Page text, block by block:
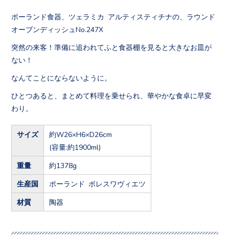
ポーランド食器、ツェラミカ アルティスティチナの、ラウンド
オーブンディッシュNo.247X
突然の来客！準備に追われてふと食器棚を見ると大きなお皿が
ない！
なんてことにならないように。
ひとつあると、まとめて料理を乗せられ、華やかな食卓に早変
わり。
サイズ
約W26×H6×D26cm
(容量:約1900ml)
重量 約1378g
生産国 ポーランド ボレスワヴィエツ
材質 陶器